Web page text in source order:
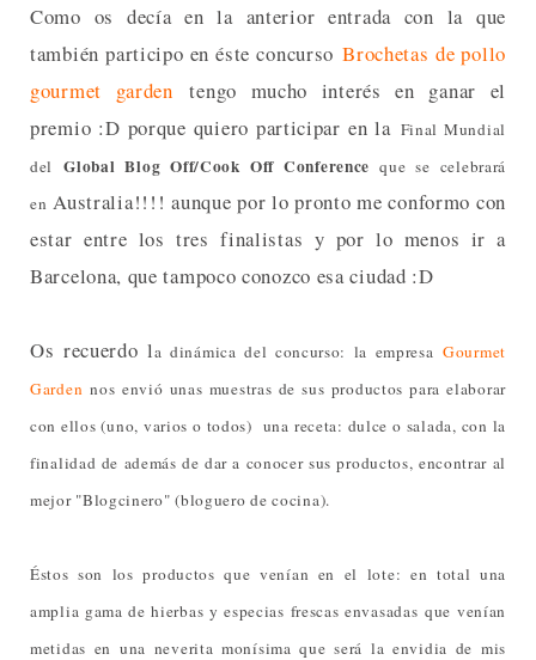
Como os decía en la anterior entrada con la que
también participo en éste concursoBrochetas de pollo
gourmet garden tengo mucho interés en ganar el
premio :D porque quiero participar en la Final Mundial
del
Global Blog Off/Cook Off Conferenceque se celebrará
en Australia!!!! aunque por lo pronto me conformo con
estar entre los tres finalistas y por lo menos ir a
Barcelona, que tampoco conozco esa ciudad :D
Os recuerdo la dinámica del concurso: la empresaGourmet
Garden nos envió unas muestras de sus productos para elaborar
con ellos (uno, varios o todos) una receta: dulce o salada, con la
finalidad de además de dar a conocer sus productos, encontrar al
mejor "Blogcinero" (bloguero de cocina).
Éstos son los productos que venían en el lote: en total una
amplia gama de hierbas y especias frescas envasadas que venían
metidas en una neverita monísima que será la envidia de mis